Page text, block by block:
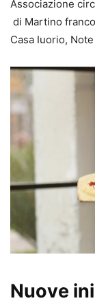
Associazione
di Martino
Casa Iuorio,
Nuove